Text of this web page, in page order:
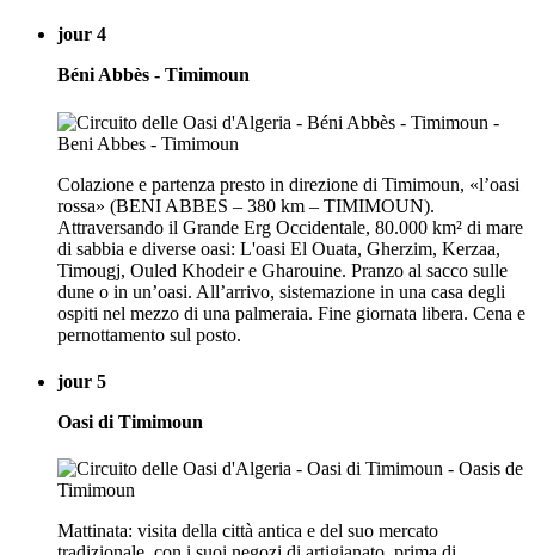
jour 4
Béni Abbès - Timimoun
Colazione e partenza presto in direzione di Timimoun, «l’oasi
rossa» (BENI ABBES – 380 km – TIMIMOUN).
Attraversando il Grande Erg Occidentale, 80.000 km² di mare
di sabbia e diverse oasi: L'oasi El Ouata, Gherzim, Kerzaa,
Timougj, Ouled Khodeir e Gharouine. Pranzo al sacco sulle
dune o in un’oasi. All’arrivo, sistemazione in una casa degli
ospiti nel mezzo di una palmeraia. Fine giornata libera. Cena e
pernottamento sul posto.
jour 5
Oasi di Timimoun
Mattinata: visita della città antica e del suo mercato